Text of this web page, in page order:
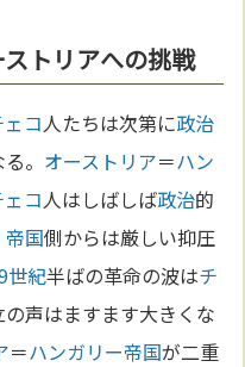
トリアへの挑戦
コ人たちは次第に政治
。 オーストリア＝ハン
コ人はしばしば政治的
帝国側からは厳しい抑圧
世紀半ばの革命の波はチ
声はますます大きくな
＝ハンガリー帝国が二重